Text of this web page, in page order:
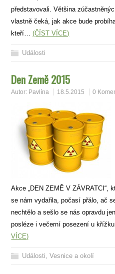
představovali. Většina
vlastně čeká, jak akce bude
kteří…(ČÍST VÍCE)
Události
Den Země 2015
Autor: Pavlína 18.5.2015 0
Akce „DEN ZEMĚ V ZÁVRATCI“,
se nám vydařila, počasí přálo, ač
nechtělo a sešlo se nás opravdu
posléze i večerní posezení u
VÍCE)
Události ,Vesnice a okolí